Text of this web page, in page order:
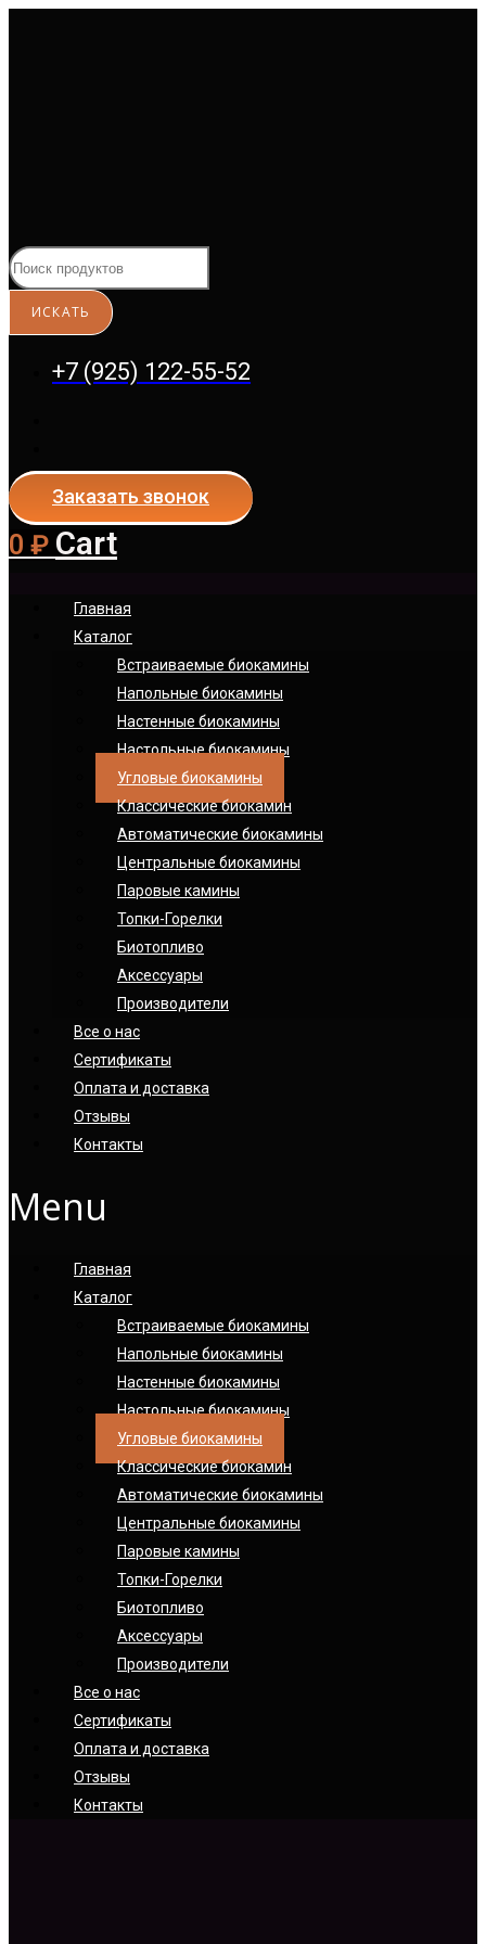
+7 (925) 122-55-52
Заказать звонок
0 ₽ Cart
Главная
Каталог
Встраиваемые биокамины
Напольные биокамины
Настенные биокамины
Настoльные биокамины
Угловые биокамины
Классические биокамин
Автоматические биокамины
Центральные биокамины
Паровые камины
Топки-Горелки
Биотопливо
Аксессуары
Производители
Все о нас
Сертификаты
Оплата и доставка
Отзывы
Контакты
Menu
Главная
Каталог
Встраиваемые биокамины
Напольные биокамины
Настенные биокамины
Настoльные биокамины
Угловые биокамины
Классические биокамин
Автоматические биокамины
Центральные биокамины
Паровые камины
Топки-Горелки
Биотопливо
Аксессуары
Производители
Все о нас
Сертификаты
Оплата и доставка
Отзывы
Контакты